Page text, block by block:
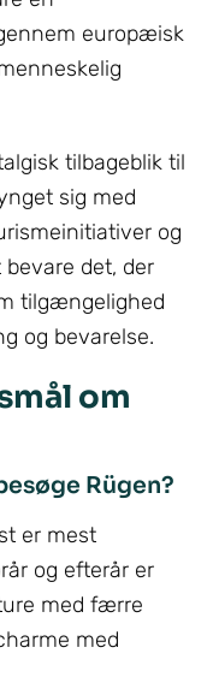
europæisk
tilbageblik til
sig med
og
det, der
tilgængelighed
og bevarelse.
om
Rügen?
er mest
og efterår er
med færre
med